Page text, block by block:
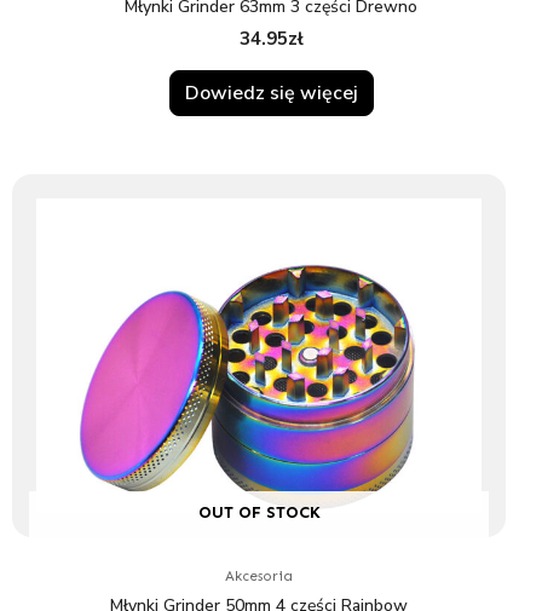
Młynki Grinder 63mm 3 części Drewno
34.95zł
Dowiedz się więcej
OUT OF STOCK
Akcesoria
Młynki Grinder 50mm 4 części Rainbow